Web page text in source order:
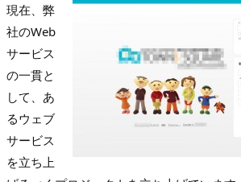
現在、弊
社のWeb
サービス
の一貫と
して、あ
るウェブ
サービス
を立ち上